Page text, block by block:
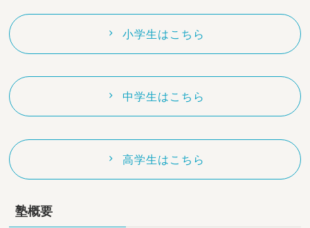
小学生はこちら
中学生はこちら
高学生はこちら
塾概要